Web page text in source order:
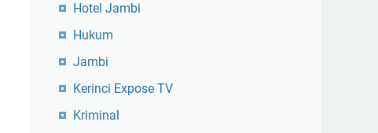
Hotel Jambi
Hukum
Jambi
Kerinci Expose TV
Kriminal